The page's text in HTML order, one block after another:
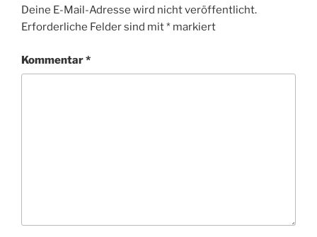
Deine E-Mail-Adresse wird nicht veröffentlicht.
Erforderliche Felder sind mit* markiert
Kommentar*